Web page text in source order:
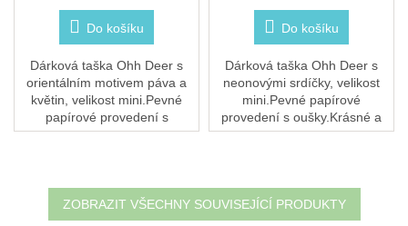
Do košíku
Dárková taška Ohh Deer s
orientálním motivem páva a
květin, velikost mini.Pevné
papírové provedení s
oušky.Krásné a rychlé
Do košíku
Dárková taška Ohh Deer s
neonovými srdíčky, velikost
mini.Pevné papírové
provedení s oušky.Krásné a
rychlé zabalení dárku.
ZOBRAZIT VŠECHNY SOUVISEJÍCÍ PRODUKTY